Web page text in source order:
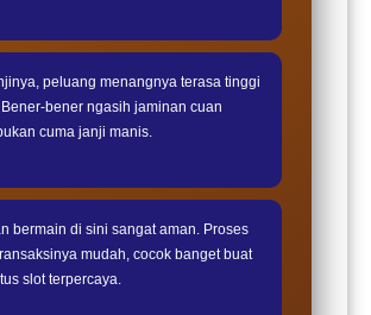
peluang menangnya terasa tinggi
bener ngasih jaminan cuan
cuma janji manis.
bermain di sini sangat aman. Proses
mudah, cocok banget buat
slot terpercaya.